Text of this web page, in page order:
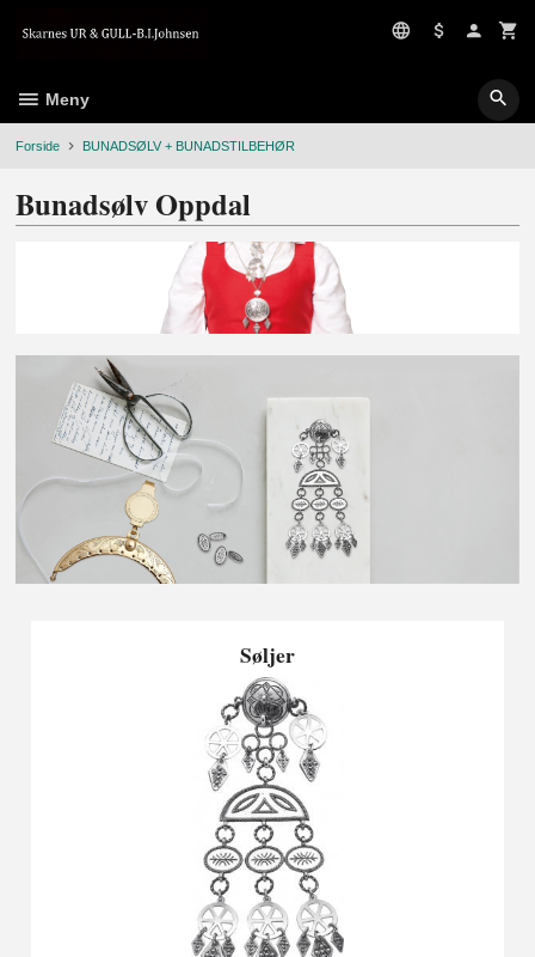
Meny
Forside BUNADSØLV + BUNADSTILBEHØR
Bunadsølv Oppdal
Søljer